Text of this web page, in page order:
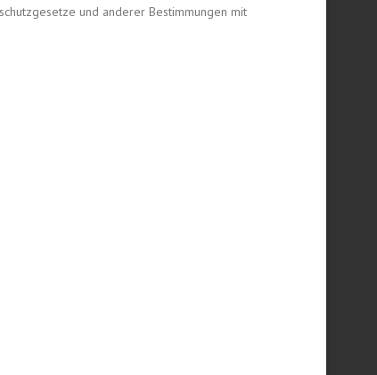
und anderer Bestimmungen mit